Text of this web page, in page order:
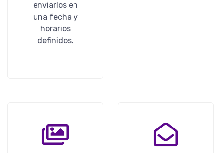
enviarlos en
una fecha y
horarios
definidos.